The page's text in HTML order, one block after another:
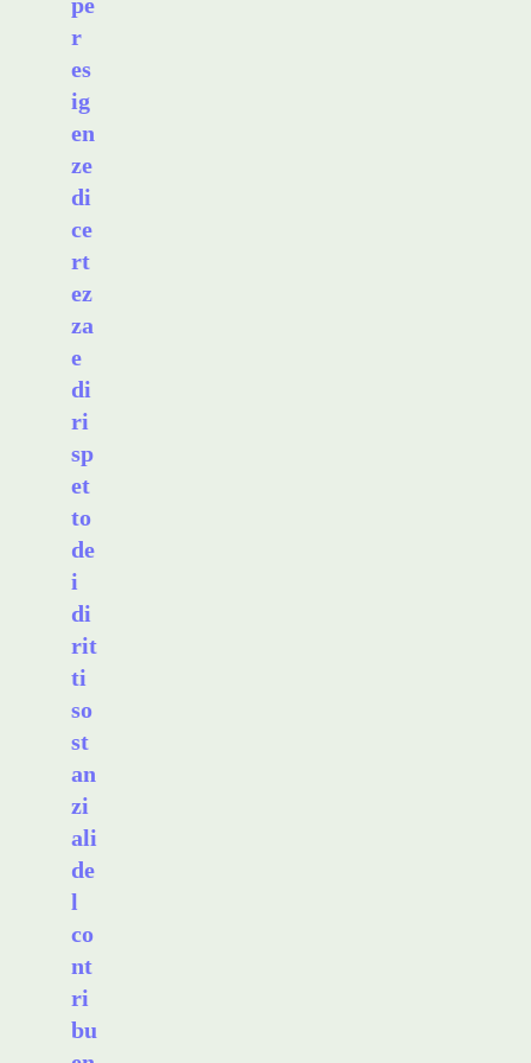
r
es
ig
en
ze
di
ce
rt
ez
za
e
di
ri
sp
et
to
de
i
di
rit
ti
so
st
an
zi
ali
de
l
co
nt
ri
bu